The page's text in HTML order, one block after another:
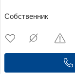
Собственник